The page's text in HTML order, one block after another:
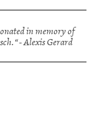
in memory of
- Alexis Gerard